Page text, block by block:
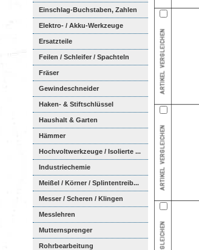
Einschlag-Buchstaben, Zahlen
Elektro- / Akku-Werkzeuge
Ersatzteile
Feilen / Schleifer / Spachteln
Fräser
Gewindeschneider
Haken- & Stiftschlüssel
Haushalt & Garten
Hämmer
Hochvoltwerkzeuge / Isolierte ...
Industriechemie
Meißel / Körner / Splintentreib...
Messer / Scheren / Klingen
Messlehren
Mutternsprenger
Rohrbearbeitung